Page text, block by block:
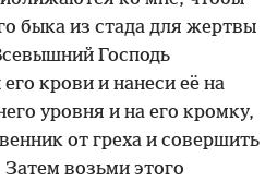
быка из стада для жертвы
Господь
крови и нанеси её на
уровня и на его кромку,
от греха и совершить
Затем возьми этого